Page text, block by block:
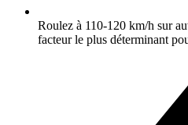
Roulez à 110-120 km/h sur
facteur le plus déterminant